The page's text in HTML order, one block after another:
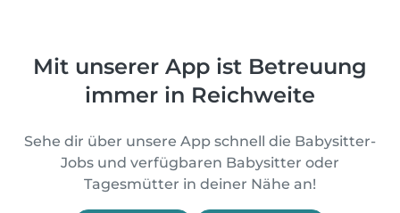
Mit unserer App ist Betreuung
immer in Reichweite
Sehe dir über unsere App schnell die Babysitter-
Jobs und verfügbaren Babysitter oder
Tagesmütter in deiner Nähe an!